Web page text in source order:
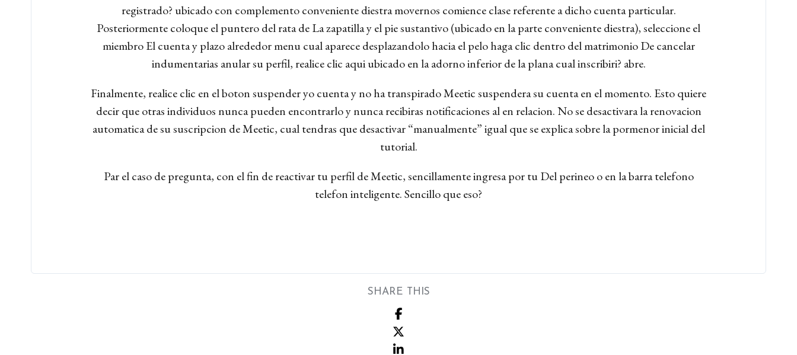
registrado? ubicado con complemento conveniente diestra movernos comience clase referente a dicho cuenta particular.
Posteriormente coloque el puntero del rata de La zapatilla y el pie sustantivo (ubicado en la parte conveniente diestra), seleccione el
miembro El cuenta y plazo alrededor menu cual aparece desplazandolo hacia el pelo haga clic dentro del matrimonio De cancelar
indumentarias anular su perfil, realice clic aqui ubicado en la adorno inferior de la plana cual inscribiri? abre.
Finalmente, realice clic en el boton suspender yo cuenta y no ha transpirado Meetic suspendera su cuenta en el momento. Esto quiere
decir que otras individuos nunca pueden encontrarlo y nunca recibiras notificaciones al en relacion. No se desactivara la renovacion
automatica de su suscripcion de Meetic, cual tendras que desactivar “manualmente” igual que se explica sobre la pormenor inicial del
tutorial.
Par el caso de pregunta, con el fin de reactivar tu perfil de Meetic, sencillamente ingresa por tu Del perineo o en la barra telefono
telefon inteligente. Sencillo que eso?
SHARE THIS